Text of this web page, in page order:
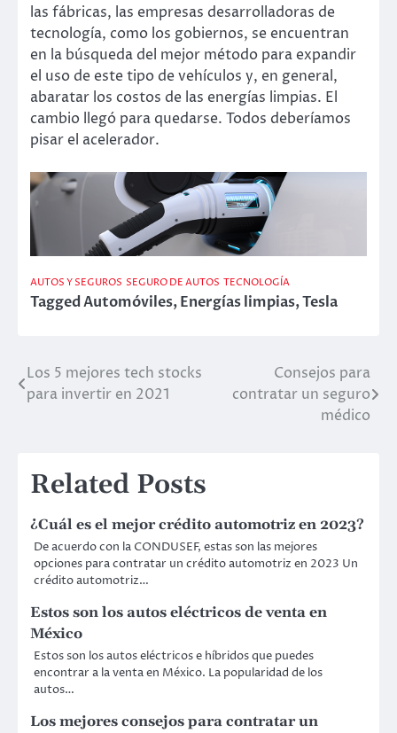
las fábricas, las empresas desarrolladoras de
tecnología, como los gobiernos, se encuentran
en la búsqueda del mejor método para expandir
el uso de este tipo de vehículos y, en general,
abaratar los costos de las energías limpias. El
cambio llegó para quedarse. Todos deberíamos
pisar el acelerador.
AUTOS Y SEGUROS SEGURO DE AUTOS TECNOLOGÍA
TaggedAutomóviles,Energías limpias,Tesla
Post
navigation
Los 5 mejores tech stocks
para invertir en 2021
Consejos para
contratar un seguro
médico
Related Posts
¿Cuál es el mejor crédito automotriz en 2023?
De acuerdo con la CONDUSEF, estas son las mejores
opciones para contratar un crédito automotriz en 2023 Un
crédito automotriz…
Estos son los autos eléctricos de venta en
México
Estos son los autos eléctricos e híbridos que puedes
encontrar a la venta en México. La popularidad de los
autos…
Los mejores consejos para contratar un